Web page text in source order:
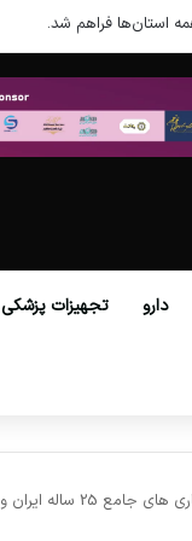
استان‌ها فراهم شد.
دارو تجهیزات پزشکی
ایران و چین